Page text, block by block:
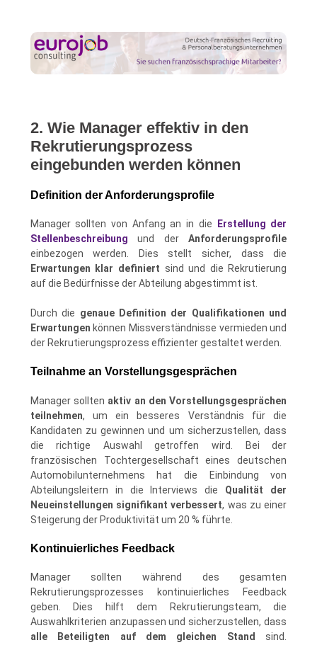
2. Wie Manager effektiv in den
Rekrutierungsprozess
eingebunden werden können
Definition der Anforderungsprofile
Manager sollten von Anfang an in die
Erstellung der
Stellenbeschreibung und derAnforderungsprofile
einbezogen werden. Dies stellt sicher, dass die
Erwartungen klar definiert sind und die Rekrutierung
auf die Bedürfnisse der Abteilung abgestimmt ist.
Durch die genaue Definition der Qualifikationen und
Erwartungen können Missverständnisse vermieden und
der Rekrutierungsprozess effizienter gestaltet werden.
Teilnahme an Vorstellungsgesprächen
Manager sollten aktiv an den Vorstellungsgesprächen
teilnehmen, um ein besseres Verständnis für die
Kandidaten zu gewinnen und um sicherzustellen, dass
die richtige Auswahl getroffen wird. Bei der
französischen Tochtergesellschaft eines deutschen
Automobilunternehmens hat die Einbindung von
Abteilungsleitern in die Interviews die Qualität der
Neueinstellungen signifikant verbessert, was zu einer
Steigerung der Produktivität um 20 % führte.
Kontinuierliches Feedback
Manager sollten während des gesamten
Rekrutierungsprozesses kontinuierliches Feedback
geben. Dies hilft dem Rekrutierungsteam, die
Auswahlkriterien anzupassen und sicherzustellen, dass
alle Beteiligten auf dem gleichen Stand
sind.